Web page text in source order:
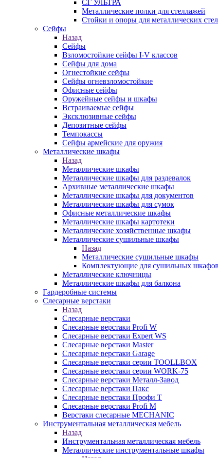
СГ УЛЬТРА
Металлические полки для стеллажей
Стойки и опоры для металлических
Сейфы
Назад
Сейфы
Взломостойкие сейфы I-V классов
Сейфы для дома
Огнестойкие сейфы
Сейфы огневзломостойкие
Офисные сейфы
Оружейные сейфы и шкафы
Встраиваемые сейфы
Эксклюзивные сейфы
Депозитные сейфы
Темпокассы
Сейфы армейские для оружия
Металлические шкафы
Назад
Металлические шкафы
Металлические шкафы для раздевалок
Архивные металлические шкафы
Металлические шкафы для документов
Металлические шкафы для сумок
Офисные металлические шкафы
Металлические шкафы картотеки
Металлические хозяйственные шкафы
Металлические сушильные шкафы
Назад
Металлические сушильные шкафы
Комплектующие для сушильных шкафов
Металлические ключницы
Металлические шкафы для балкона
Гардеробные системы
Слесарные верстаки
Назад
Слесарные верстаки
Слесарные верстаки Profi W
Слесарные верстаки Expert WS
Слесарные верстаки Master
Слесарные верстаки Garage
Слесарные верстаки серии TOOLLBOX
Слесарные верстаки серии WORK-75
Слесарные верстаки Металл-Завод
Слесарные верстаки Пакс
Слесарные верстаки Профи Т
Слесарные верстаки Profi M
Верстаки слесарные MECHANIC
Инструментальная металлическая мебель
Назад
Инструментальная металлическая мебель
Металлические инструментальные шкафы